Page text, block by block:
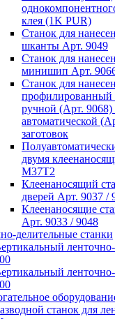
клея (1K PUR)
Станок для
шканты Арт. 9049
Станок для
минишип Арт.
Станок для
профилированный
ручной (Арт. 9068)
автоматической
заготовок
двумя
M37T2
Клеенаносящий
дверей Арт. 9037 /
Клеенаносящие
Арт. 9033 / 9048
делительные станки
станок для